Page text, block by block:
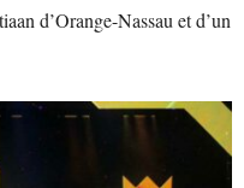
d’Orange-Nassau et d’un